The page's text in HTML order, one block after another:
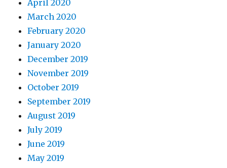
April 2020
March 2020
February 2020
January 2020
December 2019
November 2019
October 2019
September 2019
August 2019
July 2019
June 2019
May 2019